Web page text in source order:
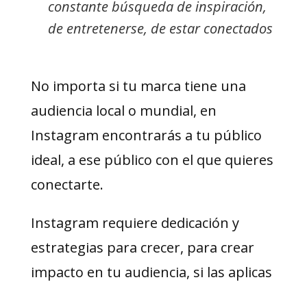
constante búsqueda de inspiración,
de entretenerse, de estar conectados
No importa si tu marca tiene una
audiencia local o mundial, en
Instagram encontrarás a tu público
ideal, a ese público con el que quieres
conectarte.
Instagram requiere dedicación y
estrategias para crecer, para crear
impacto en tu audiencia, si las aplicas